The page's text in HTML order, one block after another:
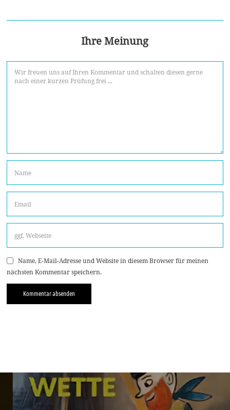
Ihre Meinung
Name, E-Mail-Adresse und Website in diesem Browser für meinen
nächsten Kommentar speichern.